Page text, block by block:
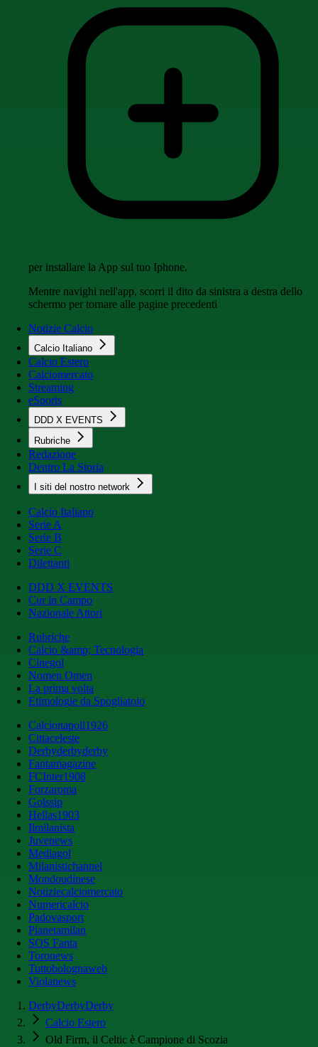
per installare la App sul tuo Iphone.
Mentre navighi nell'app, scorri il dito da sinistra a destra dello
schermo per tornare alle pagine precedenti
Notizie Calcio
Calcio Italiano
Calcio Estero
Calciomercato
Streaming
eSports
DDD X EVENTS
Rubriche
Redazione
Dentro La Storia
I siti del nostro network
Calcio Italiano
Serie A
Serie B
Serie C
Dilettanti
DDD X EVENTS
Cur in Campo
Nazionale Attori
Rubriche
Calcio &amp; Tecnologia
Cinegol
Nomen Omen
La prima volta
Etimologie da Spogliatoio
Calcionapoli1926
Cittaceleste
Derbyderbyderby
Fantamagazine
FCInter1908
Forzaroma
Golssip
Hellas1903
Ilmilanista
Juvenews
Mediagol
Milanistichannel
Mondoudinese
Notiziecalciomercato
Numericalcio
Padovasport
Pianetamilan
SOS Fanta
Toronews
Tuttobolognaweb
Violanews
DerbyDerbyDerby
Calcio Estero
Old Firm, il Celtic è Campione di Scozia